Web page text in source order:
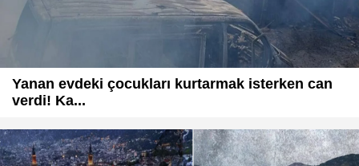
Yanan evdeki çocukları kurtarmak isterken can
verdi! Ka...